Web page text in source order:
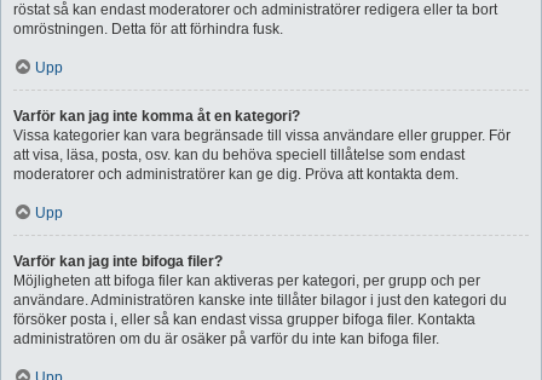
röstat så kan endast moderatorer och administratörer redigera eller ta bort
omröstningen. Detta för att förhindra fusk.
Upp
Varför kan jag inte komma åt en kategori?
Vissa kategorier kan vara begränsade till vissa användare eller grupper. För
att visa, läsa, posta, osv. kan du behöva speciell tillåtelse som endast
moderatorer och administratörer kan ge dig. Pröva att kontakta dem.
Upp
Varför kan jag inte bifoga filer?
Möjligheten att bifoga filer kan aktiveras per kategori, per grupp och per
användare. Administratören kanske inte tillåter bilagor i just den kategori du
försöker posta i, eller så kan endast vissa grupper bifoga filer. Kontakta
administratören om du är osäker på varför du inte kan bifoga filer.